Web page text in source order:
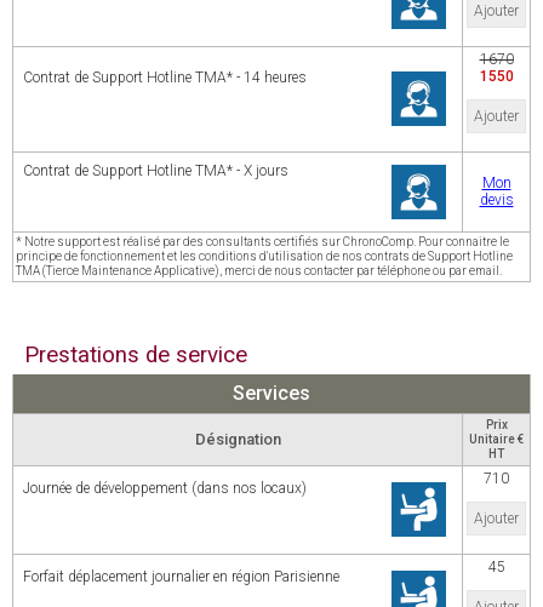
Ajouter
Contrat de Support Hotline TMA* - 14 heures
1670
1550
Ajouter
Contrat de Support Hotline TMA* - X jours
Mon
devis
* Notre support est réalisé par des consultants certifiés sur ChronoComp. Pour connaitre le
principe de fonctionnement et les conditions d'utilisation de nos contrats de Support Hotline
TMA (Tierce Maintenance Applicative), merci de nous contacter par téléphone ou par email.
Prestations de service
Services
Désignation
Prix
Unitaire €
HT
Journée de développement (dans nos locaux)
710
Ajouter
Forfait déplacement journalier en région Parisienne
45